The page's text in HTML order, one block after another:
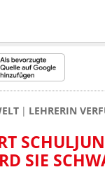
LEHRERIN
SIE